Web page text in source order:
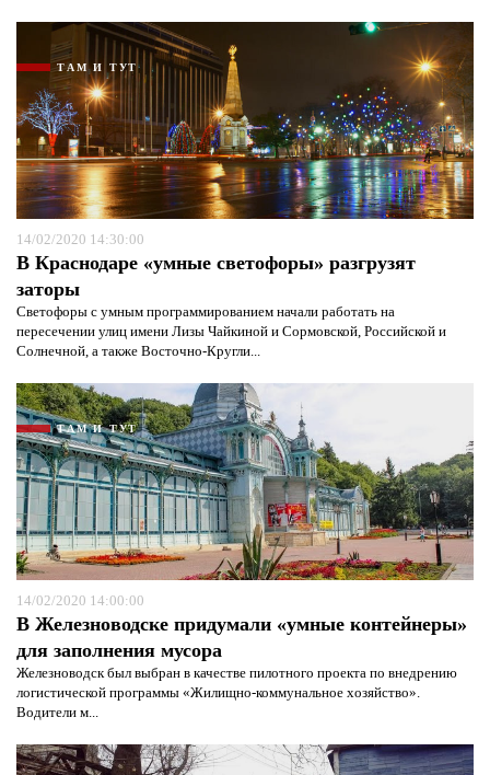
ТАМ И ТУТ
14/02/2020 14:30:00
В Краснодаре «умные светофоры» разгрузят
заторы
Светофоры с умным программированием начали работать на
пересечении улиц имени Лизы Чайкиной и Сормовской, Российской и
Солнечной, а также Восточно-Кругли...
ТАМ И ТУТ
14/02/2020 14:00:00
В Железноводске придумали «умные контейнеры»
для заполнения мусора
Железноводск был выбран в качестве пилотного проекта по внедрению
логистической программы «Жилищно-коммунальное хозяйство».
Водители м...